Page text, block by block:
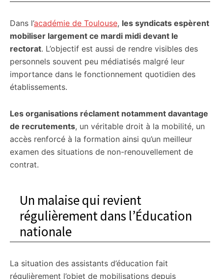
Dans l’académie de Toulouse, les syndicats espèrent
mobiliser largement ce mardi midi devant le
rectorat. L’objectif est aussi de rendre visibles des
personnels souvent peu médiatisés malgré leur
importance dans le fonctionnement quotidien des
établissements.
Les organisations réclament notamment davantage
de recrutements, un véritable droit à la mobilité, un
accès renforcé à la formation ainsi qu’un meilleur
examen des situations de non-renouvellement de
contrat.
Un malaise qui revient
régulièrement dans l’Éducation
nationale
La situation des assistants d’éducation fait
régulièrement l’objet de mobilisations depuis